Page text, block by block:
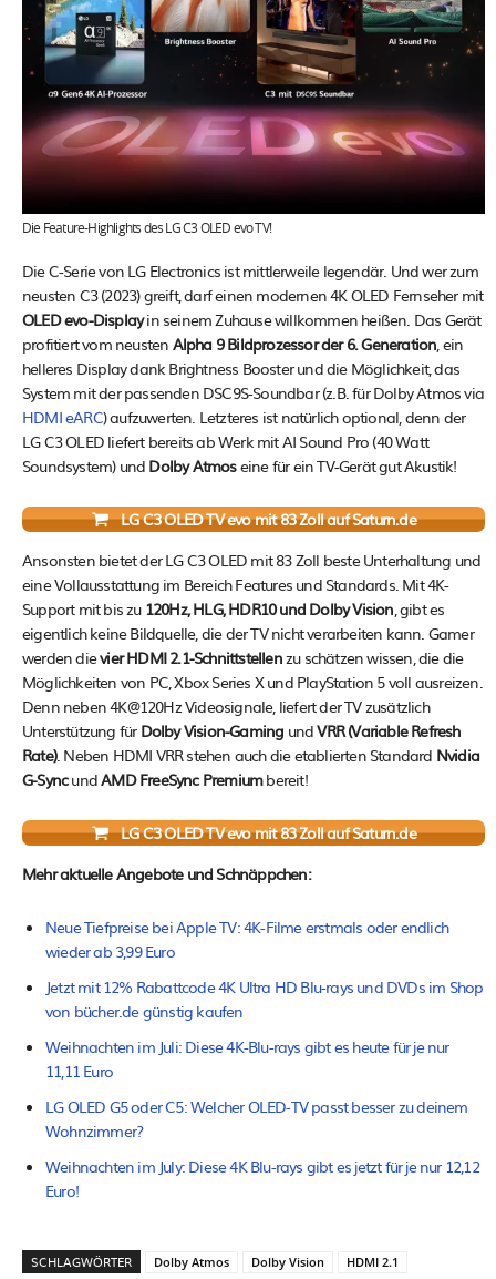
Die Feature-Highlights des LG C3 OLED evo TV!
Die C-Serie von LG Electronics ist mittlerweile legendär. Und wer zum
neusten C3 (2023) greift, darf einen modernen 4K OLED Fernseher mit
OLED evo-Displayin seinem Zuhause willkommen heißen. Das Gerät
profitiert vom neusten Alpha 9 Bildprozessor der 6. Generation , ein
helleres Display dank Brightness Booster und die Möglichkeit, das
System mit der passenden DSC9S-Soundbar (z.B. für Dolby Atmos via
HDMI eARC) aufzuwerten. Letzteres ist natürlich optional, denn der
LG C3 OLED liefert bereits ab Werk mit AI Sound Pro (40 Watt
Soundsystem) und Dolby Atmoseine für ein TV-Gerät gut Akustik!
LG C3 OLED TV evo mit 83 Zoll auf Saturn.de
Ansonsten bietet der LG C3 OLED mit 83 Zoll beste Unterhaltung und
eine Vollausstattung im Bereich Features und Standards. Mit 4K-
Support mit bis zu120Hz, HLG, HDR10 und Dolby Vision , gibt es
eigentlich keine Bildquelle, die der TV nicht verarbeiten kann. Gamer
werden dievier HDMI 2.1-Schnittstellenzu schätzen wissen, die die
Möglichkeiten von PC, Xbox Series X und PlayStation 5 voll ausreizen.
Denn neben 4K@120Hz Videosignale, liefert der TV zusätzlich
Unterstützung für Dolby Vision-Gaming undVRR (Variable Refresh
Rate). Neben HDMI VRR stehen auch die etablierten Standard Nvidia
G-SyncundAMD FreeSync Premiumbereit!
LG C3 OLED TV evo mit 83 Zoll auf Saturn.de
Mehr aktuelle Angebote und Schnäppchen:
Neue Tiefpreise bei Apple TV: 4K-Filme erstmals oder endlich
wieder ab 3,99 Euro
Jetzt mit 12% Rabattcode 4K Ultra HD Blu-rays und DVDs im Shop
von bücher.de günstig kaufen
Weihnachten im Juli: Diese 4K-Blu-rays gibt es heute für je nur
11,11 Euro
LG OLED G5 oder C5: Welcher OLED-TV passt besser zu deinem
Wohnzimmer?
Weihnachten im July: Diese 4K Blu-rays gibt es jetzt für je nur 12,12
Euro!
SCHLAGWÖRTER Dolby Atmos Dolby Vision HDMI 2.1